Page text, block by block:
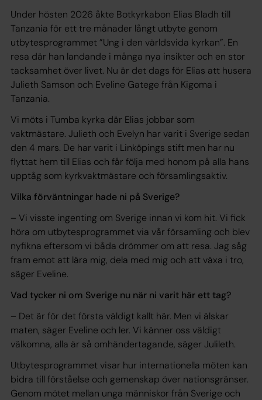
Under hösten 2026 åkte Botkyrkabon Elias Bladh till
Tanzania för ett tre månader långt utbyte genom
utbytesprogrammet ”Ung i den världsvida kyrkan”. En
resa där han landande i många nya insikter och en stor
tacksamhet över livet. Nu är det dags för Elias att husera
Julieth Samson och Eveline Gatege från Kigoma i
Tanzania.
Vi möts i Tumba kyrka där Elias jobbar som
vaktmästare. Julieth och Evelyn har varit i Sverige sedan
den 4 mars. De har varit i Linköpings stift men har nu
flyttat hem till Elias och får följa med honom på alla hans
upptåg som kyrkvaktmästare och församlingsaktiv.
Vilka förväntningar hade ni på Sverige?
– Vi visste ingenting om Sverige innan vi kom hit. Vi fick
höra om utbytesprogrammet via vår församling och blev
nyfikna eftersom vi båda drömmer om att resa. Jag såg
fram emot att lära mig, dela med mig och att växa i tro,
säger Eveline.
Vad tycker ni om Sverige nu när ni varit här ett tag?
– Det är för det första väldigt kallt här. Men vi älskar
maten, säger Eveline och ler. Vi känner oss väldigt
välkomna, alla är så omhändertagande, säger Julileth.
Utbytesprogrammet visar hur internationella möten kan
bidra till förståelse och gemenskap över nationsgränser.
Genom mötet mellan unga människor från Sverige och